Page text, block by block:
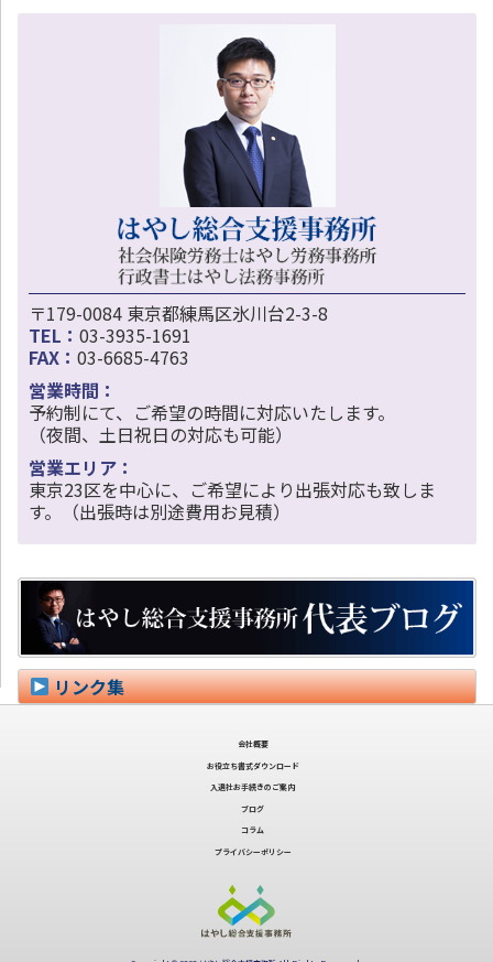
〒179-0084 東京都練馬区氷川台2-3-8
TEL： 03-3935-1691
FAX： 03-6685-4763
営業時間：
予約制にて、ご希望の時間に対応いたします。
（夜間、土日祝日の対応も可能）
営業エリア：
東京23区を中心に、ご希望により出張対応も致しま
す。（出張時は別途費用お見積）
リンク集
会社概要
お役立ち書式ダウンロード
入退社お手続きのご案内
ブログ
コラム
プライバシーポリシー